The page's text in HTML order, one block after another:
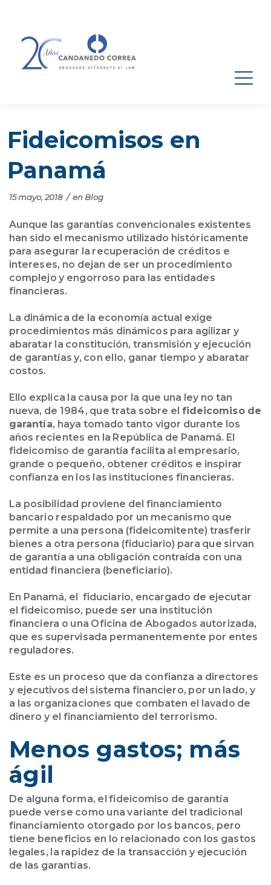
Fideicomisos en
Panamá
15 mayo, 2018 /en Blog
Aunque las garantías convencionales existentes
han sido el mecanismo utilizado históricamente
para asegurar la recuperación de créditos e
intereses, no dejan de ser un procedimiento
complejo y engorroso para las entidades
financieras.
La dinámica de la economía actual exige
procedimientos más dinámicos para agilizar y
abaratar la constitución, transmisión y ejecución
de garantías y, con ello, ganar tiempo y abaratar
costos.
Ello explica la causa por la que una ley no tan
nueva, de 1984, que trata sobre el fideicomiso de
garantía, haya tomado tanto vigor durante los
años recientes en la República de Panamá. El
fideicomiso de garantía facilita al empresario,
grande o pequeño, obtener créditos e inspirar
confianza en los las instituciones financieras.
La posibilidad proviene del financiamiento
bancario respaldado por un mecanismo que
permite a una persona (fideicomitente) trasferir
bienes a otra persona (fiduciario) para que sirvan
de garantía a una obligación contraída con una
entidad financiera (beneficiario).
En Panamá, el fiduciario, encargado de ejecutar
el fideicomiso, puede ser una institución
financiera o una Oficina de Abogados autorizada,
que es supervisada permanentemente por entes
reguladores.
Este es un proceso que da confianza a directores
y ejecutivos del sistema financiero, por un lado, y
a las organizaciones que combaten el lavado de
dinero y el financiamiento del terrorismo.
Menos gastos; más
ágil
De alguna forma, el fideicomiso de garantía
puede verse como una variante del tradicional
financiamiento otorgado por los bancos, pero
tiene beneficios en lo relacionado con los gastos
legales, la rapidez de la transacción y ejecución
de las garantías.